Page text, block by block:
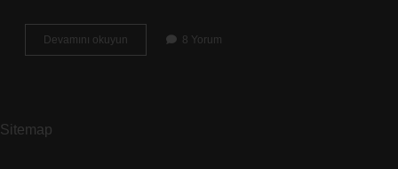
Devamını okuyun
Uyanmaz
8 Yorum
Sitemap